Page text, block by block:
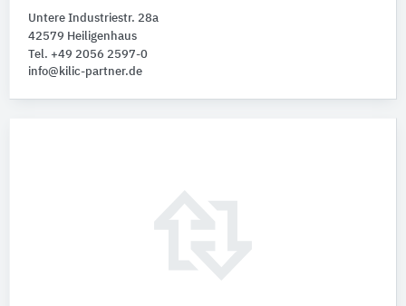
Untere Industriestr. 28a
42579 Heiligenhaus
Tel. +49 2056 2597-0
info@kilic-partner.de